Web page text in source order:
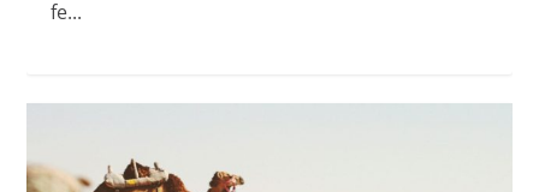
fe...